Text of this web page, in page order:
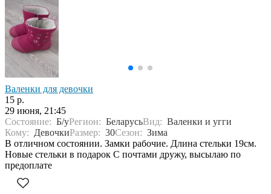
Валенки для девочки
15 р.
29 июня, 21:45
Состояние: Б/уРегион: БеларусьВид: Валенки и угги
Кому: ДевочкиРазмер: 30Сезон: Зима
В отличном состоянии. Замки рабочие. Длина стельки 19см.
Новые стельки в подарок С почтами дружу, высылаю по
предоплате